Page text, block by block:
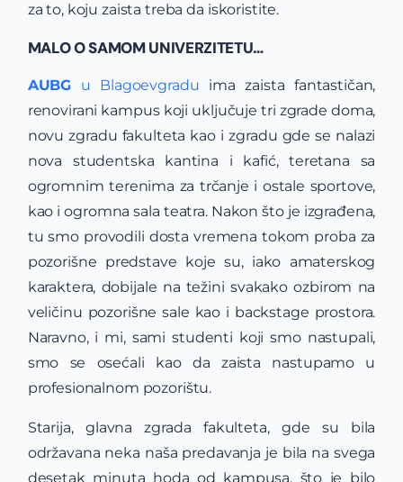
za to, koju zaista treba da iskoristite.
MALO O SAMOM UNIVERZITETU…
AUBG u Blagoevgradu ima zaista fantastičan,
renovirani kampus koji uključuje tri zgrade doma,
novu zgradu fakulteta kao i zgradu gde se nalazi
nova studentska kantina i kafić, teretana sa
ogromnim terenima za trčanje i ostale sportove,
kao i ogromna sala teatra. Nakon što je izgrađena,
tu smo provodili dosta vremena tokom proba za
pozorišne predstave koje su, iako amaterskog
karaktera, dobijale na težini svakako ozbirom na
veličinu pozorišne sale kao i backstage prostora.
Naravno, i mi, sami studenti koji smo nastupali,
smo se osećali kao da zaista nastupamo u
profesionalnom pozorištu.
Starija, glavna zgrada fakulteta, gde su bila
održavana neka naša predavanja je bila na svega
desetak minuta hoda od kampusa, što je bilo